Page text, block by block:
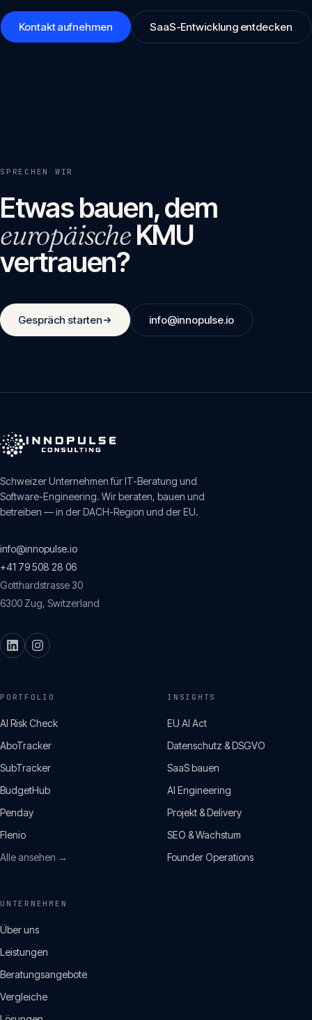
Kontakt aufnehmen SaaS-Entwicklung entdecken
SPRECHEN WIR
Etwas bauen, dem
europäischeKMU
vertrauen?
Gespräch starten info@innopulse.io
Schweizer Unternehmen für IT-Beratung und
Software-Engineering. Wir beraten, bauen und
betreiben — in der DACH-Region und der EU.
info@innopulse.io
+41 79 508 28 06
Gotthardstrasse 30
6300 Zug, Switzerland
PORTFOLIO
AI Risk Check
AboTracker
SubTracker
BudgetHub
Penday
Flenio
Alle ansehen →
INSIGHTS
EU AI Act
Datenschutz & DSGVO
SaaS bauen
AI Engineering
Projekt & Delivery
SEO & Wachstum
Founder Operations
UNTERNEHMEN
Über uns
Leistungen
Beratungsangebote
Vergleiche